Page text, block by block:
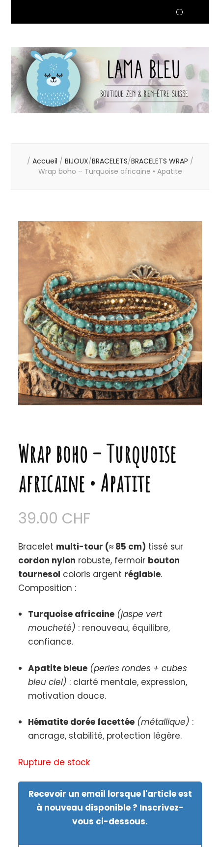
/ Accueil / BIJOUX/BRACELETS/BRACELETS WRAP /
Wrap boho – Turquoise africaine • Apatite
Wrap boho – Turquoise
africaine • Apatite
39.00 CHF
Bracelet multi-tour (≈ 85 cm) tissé sur
cordon nylon robuste, fermoir bouton
tournesol coloris argent réglable.
Composition :
Turquoise africaine (jaspe vert
moucheté) : renouveau, équilibre,
confiance.
Apatite bleue (perles rondes + cubes
bleu ciel) : clarté mentale, expression,
motivation douce.
Hématite dorée facettée (métallique) :
ancrage, stabilité, protection légère.
Rupture de stock
Recevoir un email lorsque l'article est
à nouveau disponible ? Inscrivez-
vous ci-dessous.